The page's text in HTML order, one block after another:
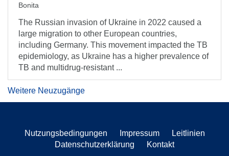
Bonita
The Russian invasion of Ukraine in 2022 caused a
large migration to other European countries,
including Germany. This movement impacted the TB
epidemiology, as Ukraine has a higher prevalence of
TB and multidrug-resistant ...
Weitere Neuzugänge
Nutzungsbedingungen Impressum
Leitlinien
Datenschutzerklärung
Kontakt